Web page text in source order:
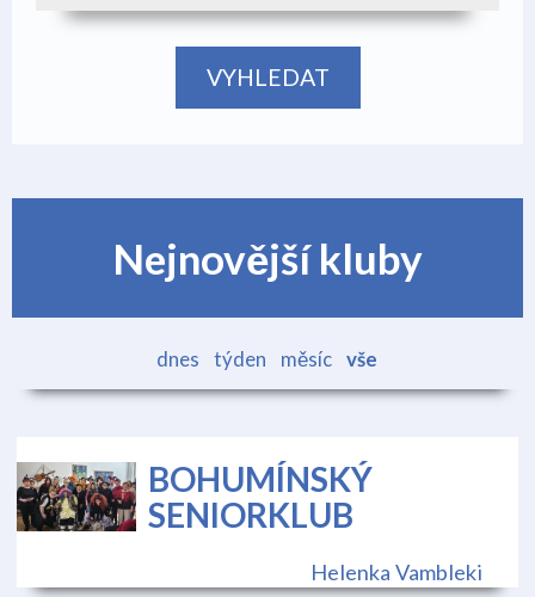
Nejnovější kluby
dnes týden měsíc vše
BOHUMÍNSKÝ
SENIORKLUB
Helenka Vambleki